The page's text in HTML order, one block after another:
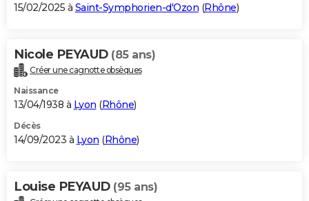
15/02/2025 à Saint-Symphorien-d'Ozon (Rhône)
Nicole PEYAUD (85 ans)
Créer une cagnotte obsèques
Naissance
13/04/1938 à Lyon (Rhône)
Décès
14/09/2023 à Lyon (Rhône)
Louise PEYAUD (95 ans)